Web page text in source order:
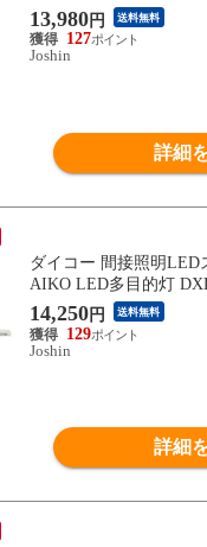
A】
13,980円 送料無料
127
Joshin
詳細
ダイコー 間接照明LED
AIKO LED多目的灯
A】
14,250円 送料無料
129
Joshin
詳細